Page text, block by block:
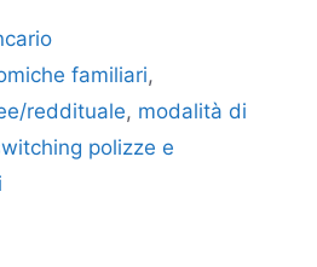
familiari,
reddituale, modalità di
polizze e